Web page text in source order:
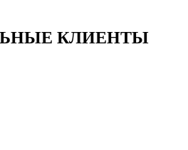
КЛИЕНТЫ